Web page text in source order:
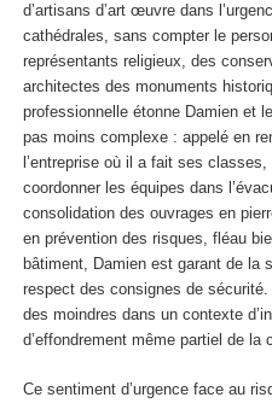
d’artisans d’art œuvre dans
cathédrales, sans compter le
représentants religieux, des
architectes des monuments
professionnelle étonne Damien et
pas moins complexe : appelé en
l’entreprise où il a fait ses
coordonner les équipes dans
consolidation des ouvrages en
en prévention des risques, fléau
bâtiment, Damien est garant de la
respect des consignes de
des moindres dans un contexte
d’effondrement même partiel de la
Ce sentiment d’urgence face au